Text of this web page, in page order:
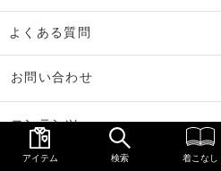
よくある質問
お問い合わせ
コンテンツ
アイテム 検索 着こなし